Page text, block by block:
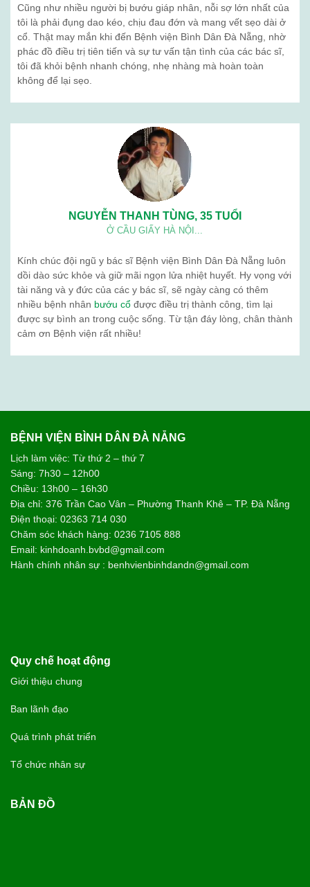
Cũng như nhiều người bị bướu giáp nhân, nỗi sợ lớn nhất của
tôi là phải đụng dao kéo, chịu đau đớn và mang vết sẹo dài ở
cổ. Thật may mắn khi đến Bệnh viện Bình Dân Đà Nẵng, nhờ
phác đồ điều trị tiên tiến và sự tư vấn tận tình của các bác sĩ,
tôi đã khỏi bệnh nhanh chóng, nhẹ nhàng mà hoàn toàn
không để lại sẹo.
NGUYỄN THANH TÙNG, 35 TUỔI
Ở CẦU GIẤY HÀ NỘI...
Kính chúc đội ngũ y bác sĩ Bệnh viện Bình Dân Đà Nẵng luôn
dồi dào sức khỏe và giữ mãi ngọn lửa nhiệt huyết. Hy vọng với
tài năng và y đức của các y bác sĩ, sẽ ngày càng có thêm
nhiều bệnh nhân bướu cổ được điều trị thành công, tìm lại
được sự bình an trong cuộc sống. Từ tận đáy lòng, chân thành
cảm ơn Bệnh viện rất nhiều!
BỆNH VIỆN BÌNH DÂN ĐÀ NẴNG
Lịch làm việc: Từ thứ 2 – thứ 7
Sáng: 7h30 – 12h00
Chiều: 13h00 – 16h30
Địa chỉ: 376 Trần Cao Vân – Phường Thanh Khê – TP. Đà Nẵng
Điện thoại: 02363 714 030
Chăm sóc khách hàng: 0236 7105 888
Email: kinhdoanh.bvbd@gmail.com
Hành chính nhân sự : benhvienbinhdandn@gmail.com
Quy chế hoạt động
Giới thiệu chung
Ban lãnh đạo
Quá trình phát triển
Tổ chức nhân sự
BẢN ĐỒ